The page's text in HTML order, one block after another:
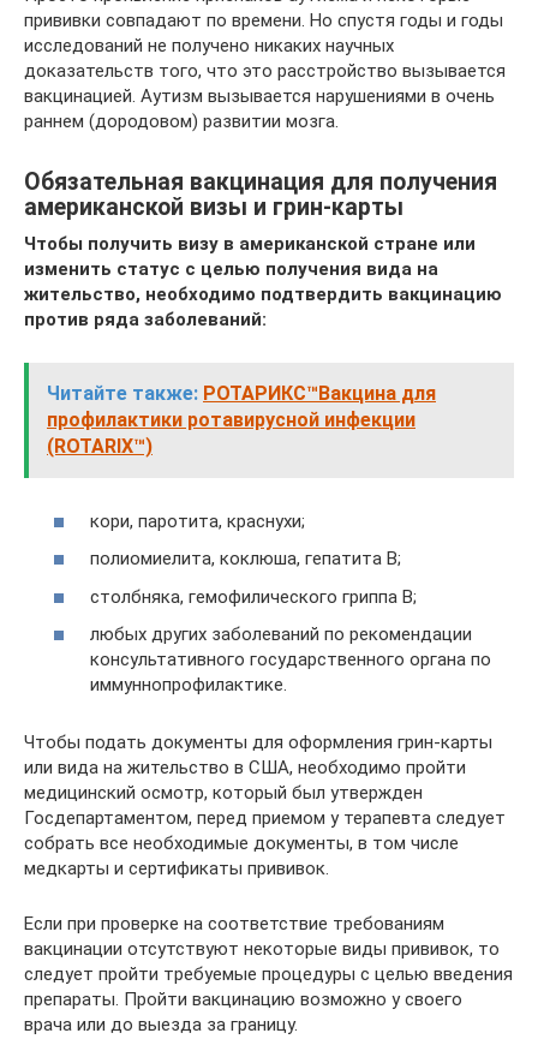
прививки совпадают по времени. Но спустя годы и годы
исследований не получено никаких научных
доказательств того, что это расстройство вызывается
вакцинацией. Аутизм вызывается нарушениями в очень
раннем (дородовом) развитии мозга.
Обязательная вакцинация для получения
американской визы и грин-карты
Чтобы получить визу в американской стране или
изменить статус с целью получения вида на
жительство, необходимо подтвердить вакцинацию
против ряда заболеваний:
Читайте также: РОТАРИКС™Вакцина для
профилактики ротавирусной инфекции
(ROTARIX™)
кори, паротита, краснухи;
полиомиелита, коклюша, гепатита B;
столбняка, гемофилического гриппа B;
любых других заболеваний по рекомендации
консультативного государственного органа по
иммуннопрофилактике.
Чтобы подать документы для оформления грин-карты
или вида на жительство в США, необходимо пройти
медицинский осмотр, который был утвержден
Госдепартаментом, перед приемом у терапевта следует
собрать все необходимые документы, в том числе
медкарты и сертификаты прививок.
Если при проверке на соответствие требованиям
вакцинации отсутствуют некоторые виды прививок, то
следует пройти требуемые процедуры с целью введения
препараты. Пройти вакцинацию возможно у своего
врача или до выезда за границу.